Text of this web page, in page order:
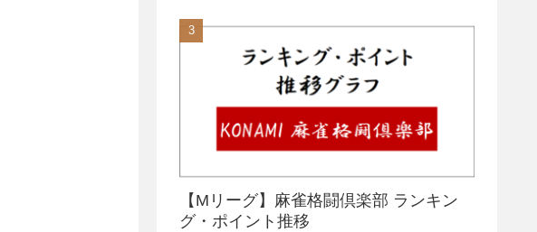
【Mリーグ】麻雀格闘倶楽部 ランキン
グ・ポイント推移